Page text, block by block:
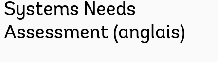
Systems Needs
Assessment (anglais)